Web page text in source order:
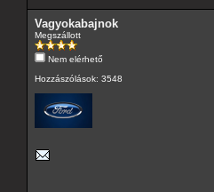
Vagyokabajnok
Megszállott
Nem elérhető
Hozzászólások: 3548